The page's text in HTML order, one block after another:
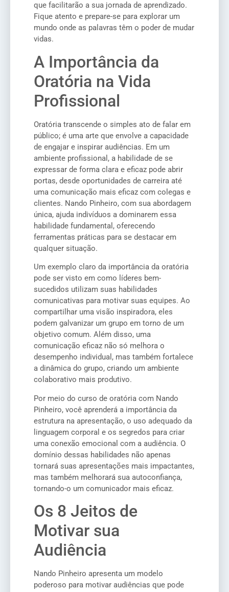
que facilitarão a sua jornada de aprendizado.
Fique atento e prepare-se para explorar um
mundo onde as palavras têm o poder de mudar
vidas.
A Importância da
Oratória na Vida
Profissional
Oratória transcende o simples ato de falar em
público; é uma arte que envolve a capacidade
de engajar e inspirar audiências. Em um
ambiente profissional, a habilidade de se
expressar de forma clara e eficaz pode abrir
portas, desde oportunidades de carreira até
uma comunicação mais eficaz com colegas e
clientes. Nando Pinheiro, com sua abordagem
única, ajuda indivíduos a dominarem essa
habilidade fundamental, oferecendo
ferramentas práticas para se destacar em
qualquer situação.
Um exemplo claro da importância da oratória
pode ser visto em como líderes bem-
sucedidos utilizam suas habilidades
comunicativas para motivar suas equipes. Ao
compartilhar uma visão inspiradora, eles
podem galvanizar um grupo em torno de um
objetivo comum. Além disso, uma
comunicação eficaz não só melhora o
desempenho individual, mas também fortalece
a dinâmica do grupo, criando um ambiente
colaborativo mais produtivo.
Por meio do curso de oratória com Nando
Pinheiro, você aprenderá a importância da
estrutura na apresentação, o uso adequado da
linguagem corporal e os segredos para criar
uma conexão emocional com a audiência. O
domínio dessas habilidades não apenas
tornará suas apresentações mais impactantes,
mas também melhorará sua autoconfiança,
tornando-o um comunicador mais eficaz.
Os 8 Jeitos de
Motivar sua
Audiência
Nando Pinheiro apresenta um modelo
poderoso para motivar audiências que pode